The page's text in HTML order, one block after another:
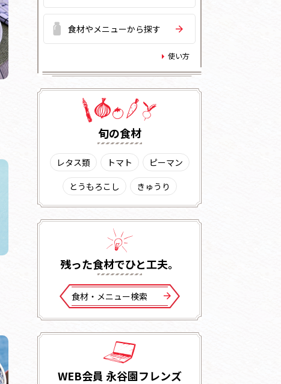
食材やメニューから探す
使い方
旬の⾷材
レタス類 トマト
ピーマン
とうもろこし
きゅうり
残った⾷材でひと⼯夫。
⾷材・メニュー検索
WEB会員 永谷園フレンズ